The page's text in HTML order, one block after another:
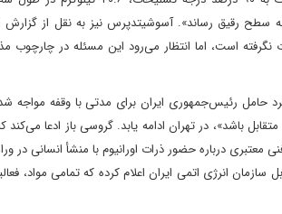
کیلوگرم رسید و ایران سپس ۵.۹ کیلوگرم را به سطح رقیق رساند». آسوشیتدپرس نیز
است، اما انتظار می‌رود‌ این مسئله در چارچوب
باشد»، در تهران ادامه یابد. گروسی باز ادعا
درباره حضور ذرات اورانیوم با منشأ انسانی در
سازمان انرژی اتمی ایران اعلام کرده که تمامی مواد،